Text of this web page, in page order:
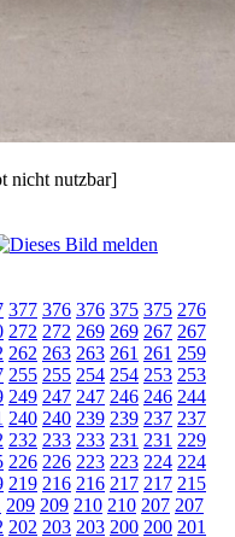
nicht nutzbar]
377 376 376 375 375 276
272 272 269 269 267 267
262 263 263 261 261 259
255 255 254 254 253 253
249 247 247 246 246 244
240 240 239 239 237 237
232 233 233 231 231 229
226 226 223 223 224 224
219 216 216 217 217 215
209 209 210 210 207 207
202 203 203 200 200 201